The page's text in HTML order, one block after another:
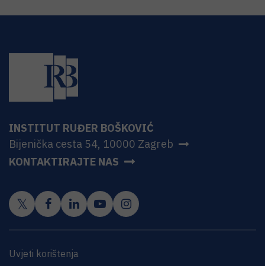
INSTITUT RUĐER BOŠKOVIĆ
Bijenička cesta 54, 10000 Zagreb
KONTAKTIRAJTE NAS
Uvjeti korištenja